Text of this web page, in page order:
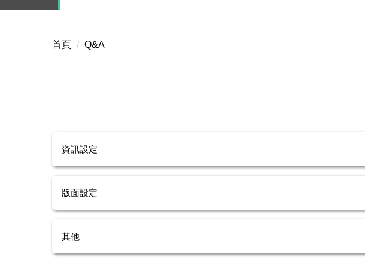
:::
首頁 Q&A
資訊設定
版面設定
其他